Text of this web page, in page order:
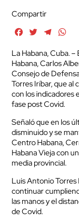
Compartir
FacebookTwitter
La Habana, Cuba.
Habana, Carlos
Consejo de
Torres Iríbar, que al
con los indicadores
fase post Covid.
Señaló que en los
disminuido y se
Centro Habana,
Habana Vieja con
media provincial.
Luis Antonio
continuar
las manos y el
de Covid.